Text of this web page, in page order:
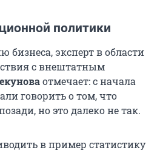
политики
бизнеса, эксперт в области
с внештатным
отмечает: с начала
говорить о том, что
но это далеко не так.
в пример статистику